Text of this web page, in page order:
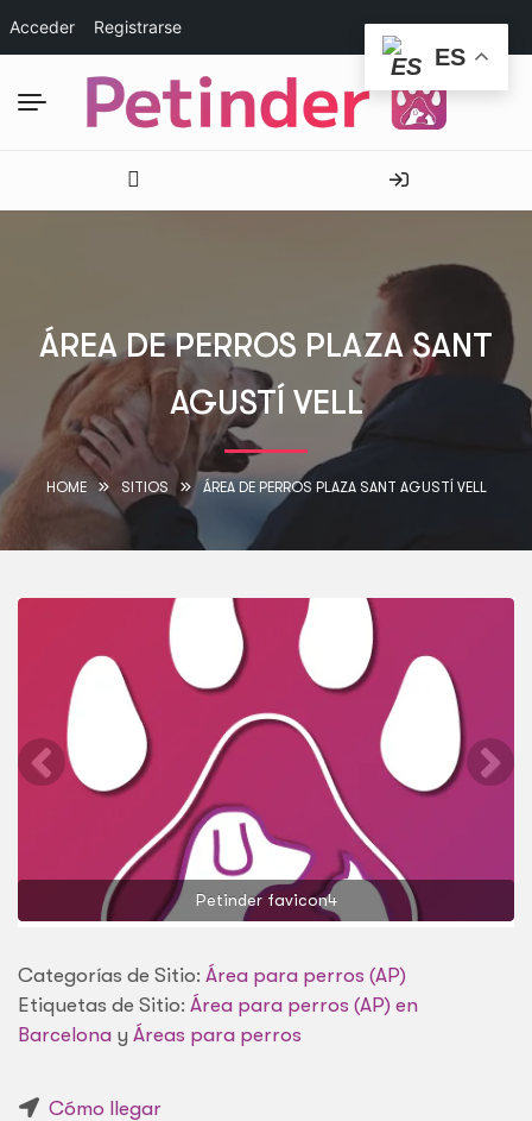
Acceder Registrarse
ÁREA DE PERROS PLAZA SANT
AGUSTÍ VELL
HOME SITIOS ÁREA DE PERROS PLAZA SANT AGUSTÍ VELL
Petinder favicon4
Categorías de Sitio: Área para perros (AP)
Etiquetas de Sitio: Área para perros (AP) en
Barcelona y Áreas para perros
Cómo llegar
ES